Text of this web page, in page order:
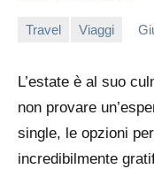
Travel Viaggi
L’estate è al suo
non provare
single, le opzioni
incredibilmente